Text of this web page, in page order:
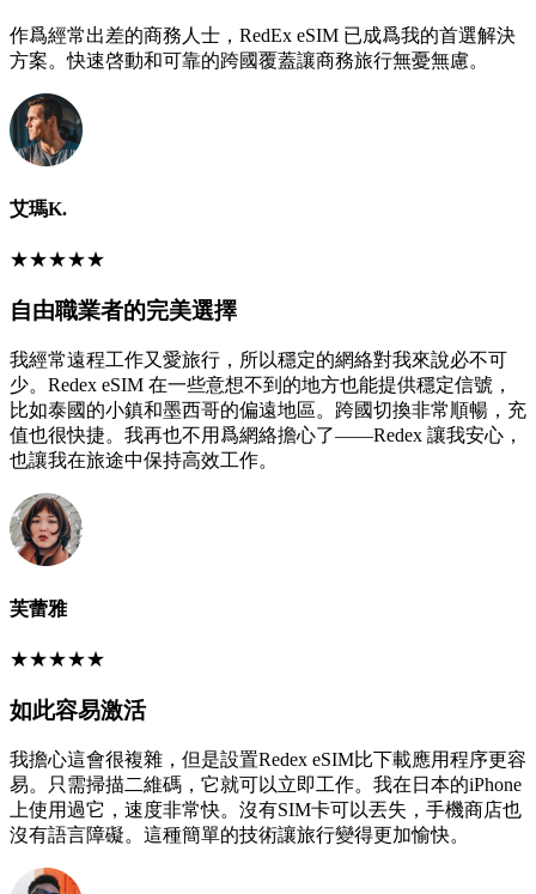
作爲經常出差的商務人士，RedEx eSIM 已成爲我的首選解決
方案。快速啓動和可靠的跨國覆蓋讓商務旅行無憂無慮。
艾瑪K.
★★★★★
自由職業者的完美選擇
我經常遠程工作又愛旅行，所以穩定的網絡對我來說必不可
少。Redex eSIM 在一些意想不到的地方也能提供穩定信號，
比如泰國的小鎮和墨西哥的偏遠地區。跨國切換非常順暢，充
值也很快捷。我再也不用爲網絡擔心了——Redex 讓我安心，
也讓我在旅途中保持高效工作。
芙蕾雅
★★★★★
如此容易激活
我擔心這會很複雜，但是設置Redex eSIM比下載應用程序更容
易。只需掃描二維碼，它就可以立即工作。我在日本的iPhone
上使用過它，速度非常快。沒有SIM卡可以丟失，手機商店也
沒有語言障礙。這種簡單的技術讓旅行變得更加愉快。